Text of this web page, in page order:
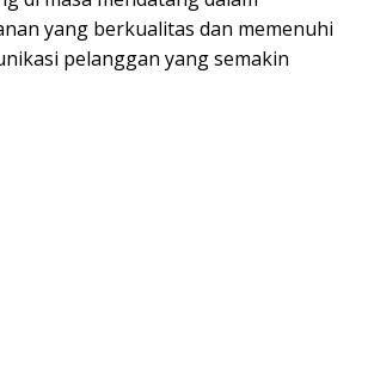
yang berkualitas dan memenuhi
pelanggan yang semakin